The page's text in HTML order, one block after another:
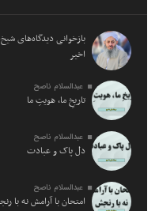
بازخوانی دیدگاه‌های
اخیر
عبدالسلام ناصح
تاریخِ ما، هویتِ ما
عبدالسلام ناصح
دل پاک و عبادت
عبدالسلام ناصح
امتحان با آرامش نه با